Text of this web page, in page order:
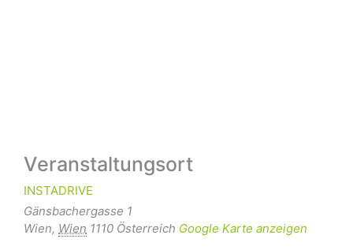
Veranstaltungsort
INSTADRIVE
Gänsbachergasse 1
Wien, Wien 1110 Österreich Google Karte anzeigen